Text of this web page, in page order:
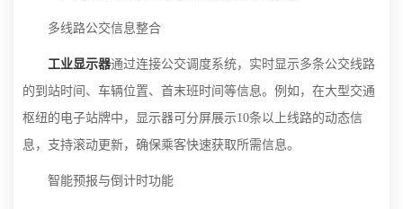
多线路公交信息整合
工业显示器通过连接公交调度系统，实时显示多条公交线路
的到站时间、车辆位置、首末班时间等信息。例如，在大型交通
枢纽的电子站牌中，显示器可分屏展示10条以上线路的动态信
息，支持滚动更新，确保乘客快速获取所需信息。
智能预报与倒计时功能